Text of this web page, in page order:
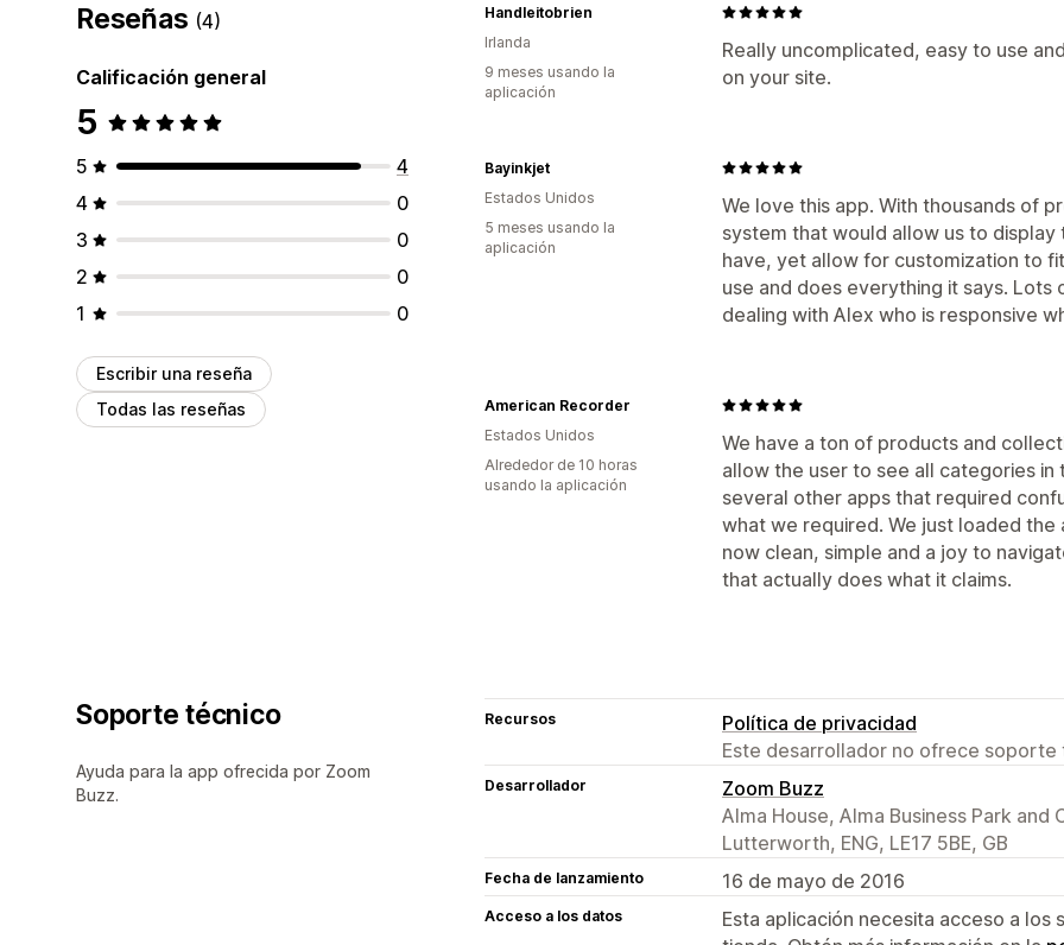
Reseñas (4)
Calificación general
5
5
4
4
0
3
0
2
0
1
0
Escribir una reseña
Todas las reseñas
Really uncomplicated, easy to use
on your site.
Handleitobrien
Irlanda
9 meses usando la
aplicación
We love this app. With thousands of
system that would allow us to
have, yet allow for customization to
use and does everything it says.
dealing with Alex who is responsive
Bayinkjet
Estados Unidos
5 meses usando la
aplicación
We have a ton of products and
allow the user to see all categories in
several other apps that required
what we required. We just loaded the
now clean, simple and a joy to
that actually does what it claims.
American Recorder
Estados Unidos
Alrededor de 10 horas
usando la aplicación
Soporte técnico
Ayuda para la app ofrecida por Zoom
Buzz.
Recursos
Política de privacidad
Este desarrollador no ofrece soporte
Desarrollador
Zoom Buzz
Alma House, Alma Business Park
Lutterworth, ENG, LE17 5BE, GB
Fecha de lanzamiento 16 de mayo de 2016
Acceso a los datos
Esta aplicación necesita acceso a los